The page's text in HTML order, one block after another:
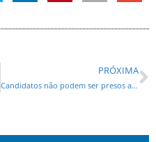
PRÓXIMA
Candidatos não podem ser presos a partir de sábado, dia 21, a não ser em flagrante